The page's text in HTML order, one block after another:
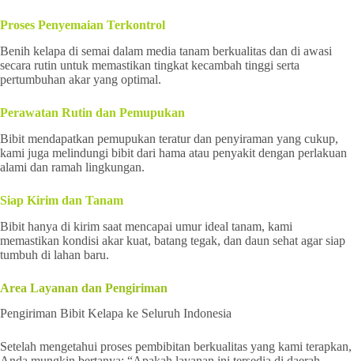
Proses Penyemaian Terkontrol
Benih kelapa di semai dalam media tanam berkualitas dan di awasi
secara rutin untuk memastikan tingkat kecambah tinggi serta
pertumbuhan akar yang optimal.
Perawatan Rutin dan Pemupukan
Bibit mendapatkan pemupukan teratur dan penyiraman yang cukup,
kami juga melindungi bibit dari hama atau penyakit dengan perlakuan
alami dan ramah lingkungan.
Siap Kirim dan Tanam
Bibit hanya di kirim saat mencapai umur ideal tanam, kami
memastikan kondisi akar kuat, batang tegak, dan daun sehat agar siap
tumbuh di lahan baru.
Area Layanan dan Pengiriman
Pengiriman Bibit Kelapa ke Seluruh Indonesia
Setelah mengetahui proses pembibitan berkualitas yang kami terapkan,